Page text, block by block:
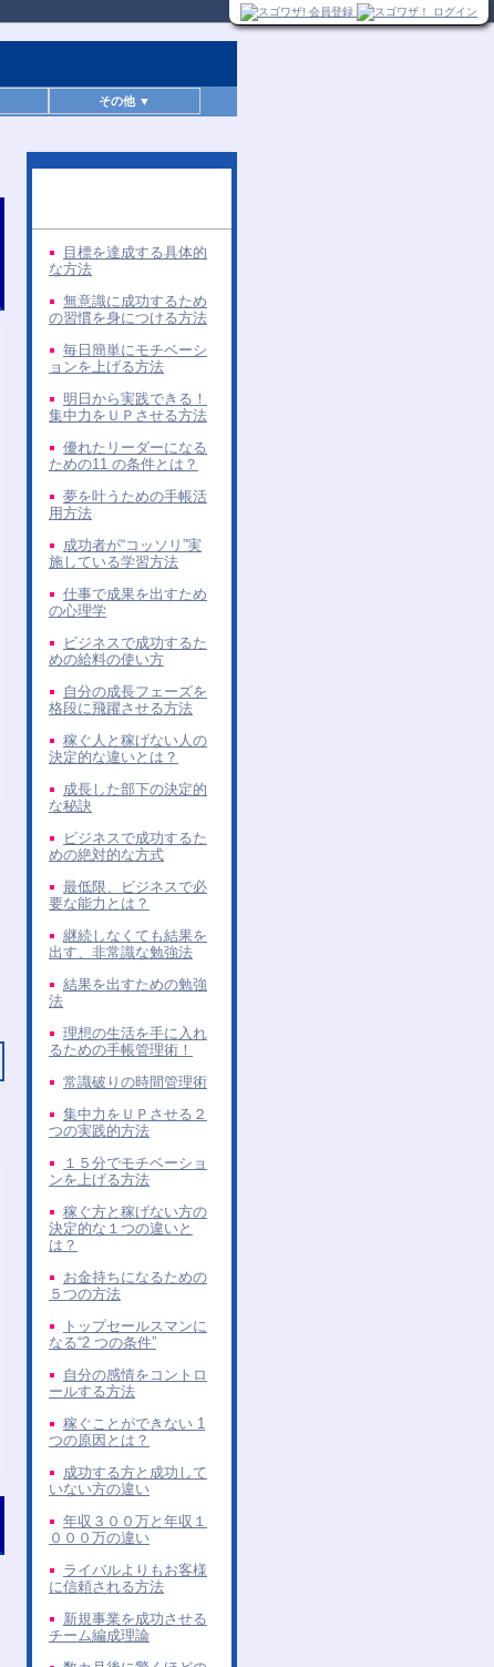
その他 ▼
目標を達成する具体的
な方法
無意識に成功するため
の習慣を身につける方法
毎日簡単にモチベーシ
ョンを上げる方法
明日から実践できる！
集中力をＵＰさせる方法
優れたリーダーになる
ための11 の条件とは？
夢を叶うための手帳活
用方法
成功者が“コッソリ”実
施している学習方法
仕事で成果を出すため
の心理学
ビジネスで成功するた
めの給料の使い方
自分の成長フェーズを
格段に飛躍させる方法
稼ぐ人と稼げない人の
決定的な違いとは？
成長した部下の決定的
な秘訣
ビジネスで成功するた
めの絶対的な方式
最低限、ビジネスで必
要な能力とは？
継続しなくても結果を
出す、非常識な勉強法
結果を出すための勉強
法
理想の生活を手に入れ
るための手帳管理術！
常識破りの時間管理術
集中力をＵＰさせる２
つの実践的方法
１５分でモチベーショ
ンを上げる方法
稼ぐ方と稼げない方の
決定的な１つの違いと
は？
お金持ちになるための
５つの方法
トップセールスマンに
なる“2 つの条件”
自分の感情をコントロ
ールする方法
稼ぐことができない 1
つの原因とは？
成功する方と成功して
いない方の違い
年収３００万と年収１
０００万の違い
ライバルよりもお客様
に信頼される方法
新規事業を成功させる
チーム編成理論